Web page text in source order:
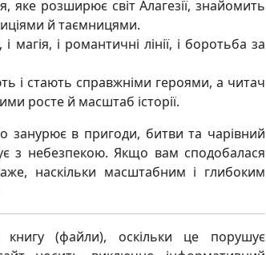
яке розширює світ Алагезії, знайомить
й таємницями.
магія, і романтичні лінії, і боротьба за
і стають справжніми героями, а читач
росте й масштаб історії.
в пригоди, битви та чарівний
з небезпекою. Якщо вам сподобалася
наскільки масштабним і глибоким
(файли), оскільки це порушує